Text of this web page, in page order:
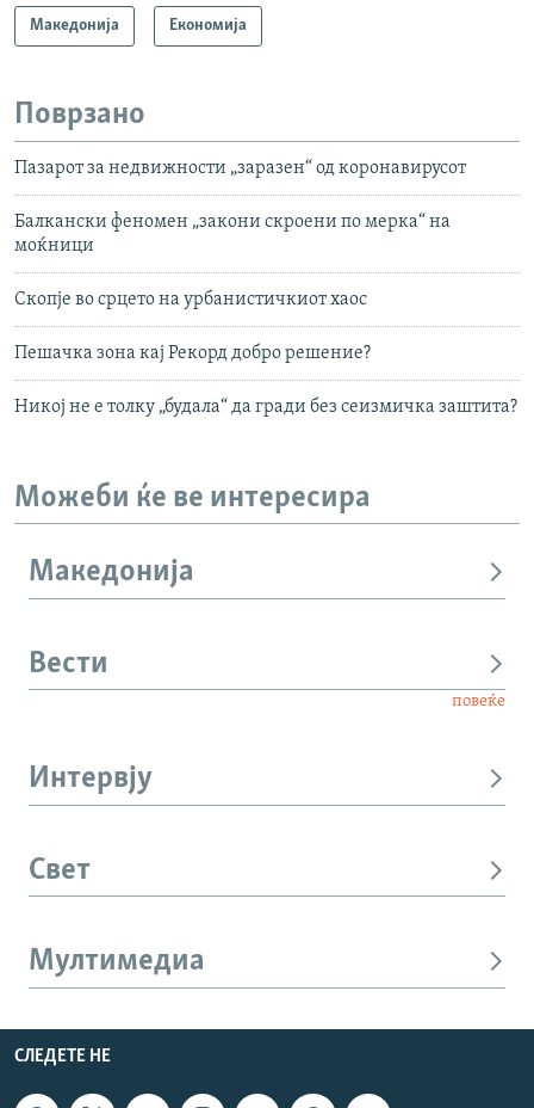
Македонија Економија
Поврзано
Пазарот за недвижности „заразен“ од коронавирусот
Балкански феномен „закони скроени по мерка“ на
моќници
Скопје во срцето на урбанистичкиот хаос
Пешачка зона кај Рекорд добро решение?
Никој не е толку „будала“ да гради без сеизмичка заштита?
Можеби ќе ве интересира
Македонија
Вести
повеќе
Интервју
Свет
Мултимедиа
СЛЕДЕТЕ НЕ